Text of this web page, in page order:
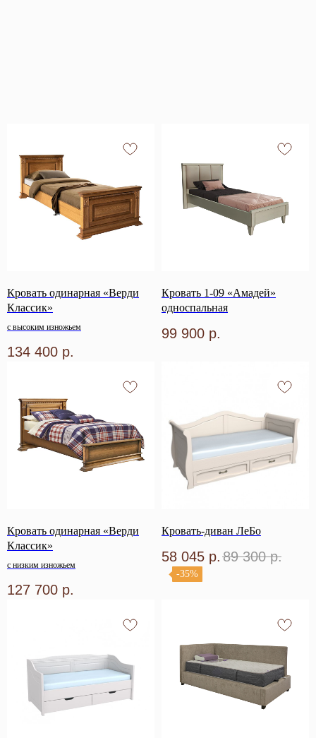
Кровать одинарная «Верди
Классик»
с высоким изножьем
134 400 р.
Кровать 1-09 «Амадей»
односпальная
99 900 р.
Кровать одинарная «Верди
Классик»
с низким изножьем
127 700 р.
Кровать-диван ЛеБо
58 045 р. 89 300 р.
-35%